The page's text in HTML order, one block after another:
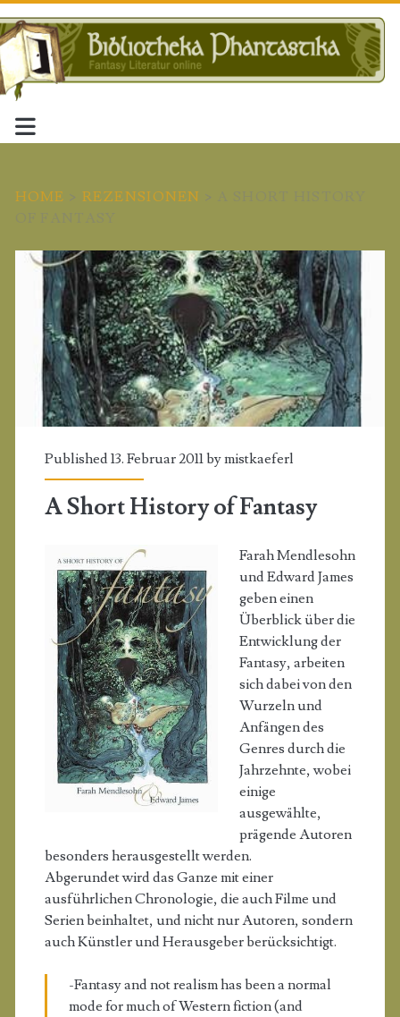
HOME > REZENSIONEN >
Published 13. Februar 2011 bymistkaeferl
A Short History of Fantasy
Farah Mendlesohn
und Edward James
geben einen
Überblick über die
Entwicklung der
Fantasy, arbeiten
sich dabei von den
Wurzeln und
Anfängen des
Genres durch die
Jahrzehnte, wobei
einige
ausgewählte,
prägende Autoren
besonders herausgestellt werden.
Abgerundet wird das Ganze mit einer
ausführlichen Chronologie, die auch Filme und
Serien beinhaltet, und nicht nur Autoren, sondern
auch Künstler und Herausgeber berücksichtigt.
-Fantasy and not realism has been a normal
mode for much of Western fiction (and